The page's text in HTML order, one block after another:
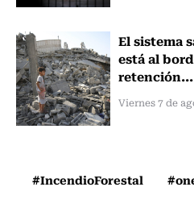
El sistema
está al
retención...
Viernes 7 de
#IncendioForestal